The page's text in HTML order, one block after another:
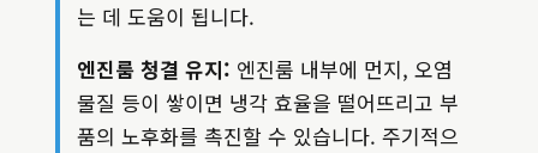
는 데 도움이 됩니다.
엔진룸 청결 유지: 엔진룸 내부에 먼지, 오염
물질 등이 쌓이면 냉각 효율을 떨어뜨리고 부
품의 노후화를 촉진할 수 있습니다. 주기적으